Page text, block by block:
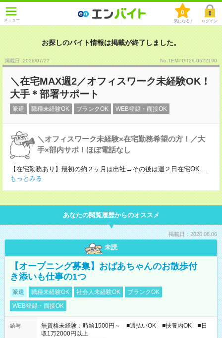
メニュー
0
気になる！ ログイン
お探しのバイト情報は掲載が終了しました。
掲載日 :2026/07/22 No.TEMPGT26-0522190
＼在宅MAX週2／オフィスワーク未経験OK！
大手＊部署サポート
派遣 職種未経験OK ブランクOK WEB登録・面接OK
＼オフィスワーク未経験×在宅勤務希望の方！／大
手×部内サポ！ほぼ電話なし
【在宅勤務あり】最初の約２ヶ月は出社→その後は週２日在宅OK ...
もっとみる
あなたの閲覧履歴からのオススメ
掲載日：2026.08.06
未読
【オープニング募集】おばあちゃんのお散歩付
き添いも仕事の1つ
派遣 職種未経験OK 社会人未経験OK
ブランクOK
WEB登録・面接OK
給与
無資格未経験：時給1500円～ ■週払いOK ■扶養内OK ■日
収1万2000円以上